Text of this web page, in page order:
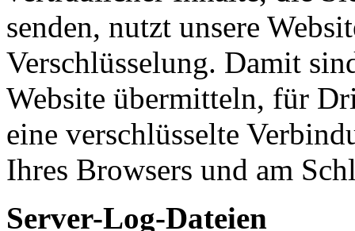
senden, nutzt unsere
Verschlüsselung. Damit
Website übermitteln, für
eine verschlüsselte
Ihres Browsers und am
Server-Log-Dateien